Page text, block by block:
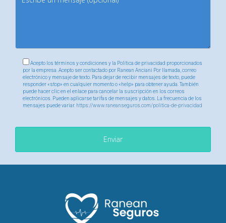
Acepto los términos y condiciones y la Política de privacidad proporcionados
por la empresa. Acepto ser contactado por Ranean Anciani Por llamada, correo
electrónico y mensaje de texto. Para dejar de recibir mensajes de texto, puede
responder «stop» en cualquier momento o «help» para obtener ayuda. También
puede hacer clic en el enlace para cancelar la suscripción en los correos
electrónicos. Pueden aplicarse tarifas de mensajes y datos. La frecuencia de los
mensajes puede variar. https://www.raneanseguros.com/politica-de-privacidad
Enviar